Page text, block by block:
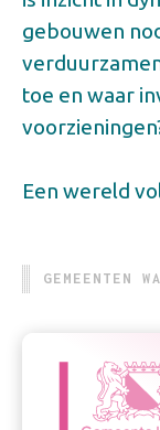
gebouwen
toe en waar
Een wereld
GEMEENTEN